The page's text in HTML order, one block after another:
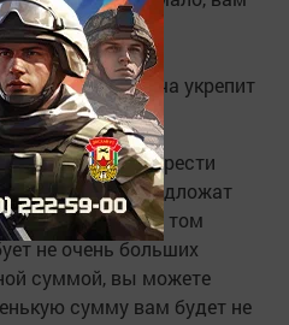
нет
неделю со своей
хочет, и встреча укрепит
вы можете обрести
которые предложат
только в том
не очень больших
суммой, вы можете
сумму вам будет не